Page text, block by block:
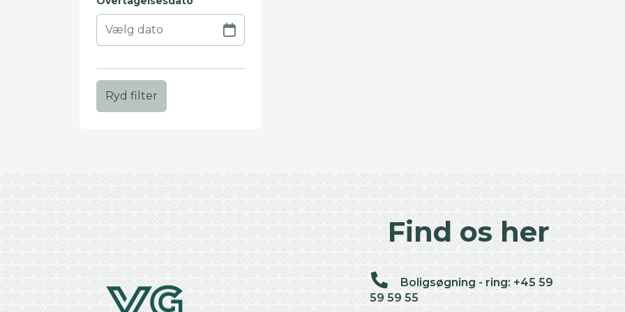
Ryd filter
Find os her
Boligsøgning - ring: +45 59
59 59 55